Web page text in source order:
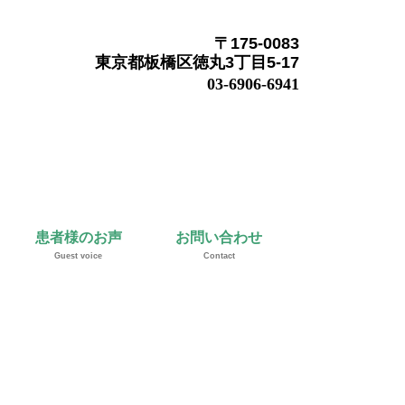
〒175-0083
東京都板橋区徳丸3丁目5-17
03-6906-6941
患者様のお声
Guest voice
お問い合わせ
Contact